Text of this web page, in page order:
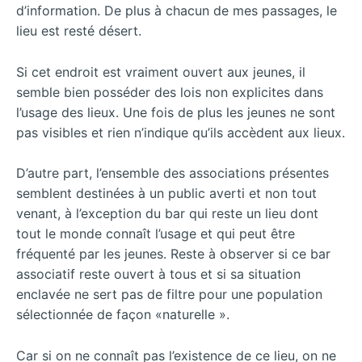
d’information. De plus à chacun de mes passages, le
lieu est resté désert.
Si cet endroit est vraiment ouvert aux jeunes, il
semble bien posséder des lois non explicites dans
l’usage des lieux. Une fois de plus les jeunes ne sont
pas visibles et rien n’indique qu’ils accèdent aux lieux.
D’autre part, l’ensemble des associations présentes
semblent destinées à un public averti et non tout
venant, à l’exception du bar qui reste un lieu dont
tout le monde connaît l’usage et qui peut être
fréquenté par les jeunes. Reste à observer si ce bar
associatif reste ouvert à tous et si sa situation
enclavée ne sert pas de filtre pour une population
sélectionnée de façon «naturelle ».
Car si on ne connaît pas l’existence de ce lieu, on ne